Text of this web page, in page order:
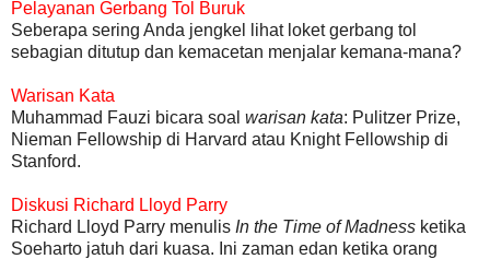
Pelayanan Gerbang Tol Buruk
Seberapa sering Anda jengkel lihat loket gerbang tol
sebagian ditutup dan kemacetan menjalar kemana-mana?
Warisan Kata
Muhammad Fauzi bicara soal warisan kata: Pulitzer Prize,
Nieman Fellowship di Harvard atau Knight Fellowship di
Stanford.
Diskusi Richard Lloyd Parry
Richard Lloyd Parry menulis In the Time of Madness ketika
Soeharto jatuh dari kuasa. Ini zaman edan ketika orang